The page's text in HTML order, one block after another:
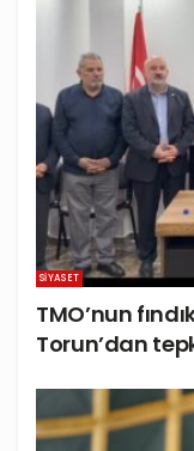
SIYASET
TMO’nun
Torun’dan